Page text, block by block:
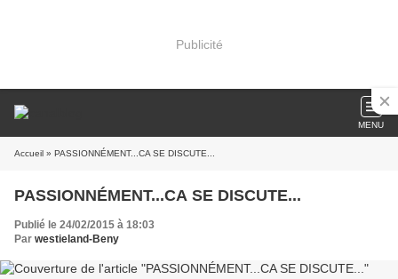
Publicité
MENU
Accueil » PASSIONNÉMENT...CA SE DISCUTE...
PASSIONNÉMENT...CA SE DISCUTE...
Publié le 24/02/2015 à 18:03
Par westieland-Beny